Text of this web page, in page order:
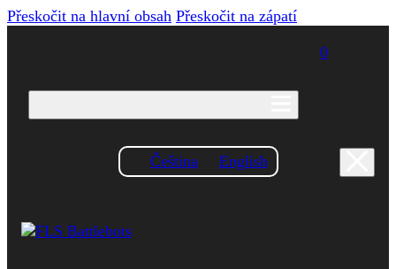
Přeskočit na hlavní obsah Přeskočit na zápatí
0
Čeština English